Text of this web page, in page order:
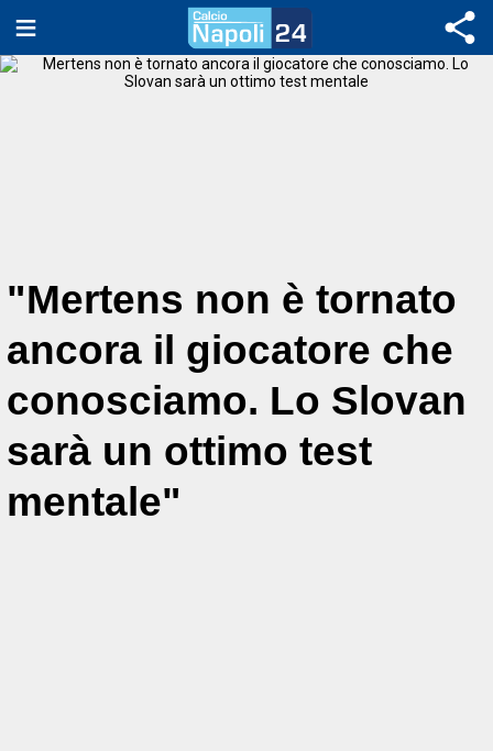
"Mertens non è tornato
ancora il giocatore che
conosciamo. Lo Slovan
sarà un ottimo test
mentale"